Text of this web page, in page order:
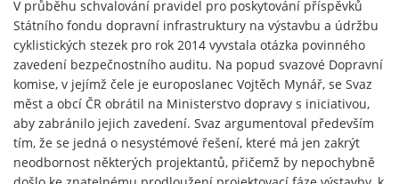
V průběhu schvalování pravidel pro poskytování příspěvků
Státního fondu dopravní infrastruktury na výstavbu a údržbu
cyklistických stezek pro rok 2014 vyvstala otázka povinného
zavedení bezpečnostního auditu. Na popud svazové Dopravní
komise, v jejímž čele je europoslanec Vojtěch Mynář, se Svaz
měst a obcí ČR obrátil na Ministerstvo dopravy s iniciativou,
aby zabránilo jejich zavedení. Svaz argumentoval především
tím, že se jedná o nesystémové řešení, které má jen zakrýt
neodbornost některých projektantů, přičemž by nepochybně